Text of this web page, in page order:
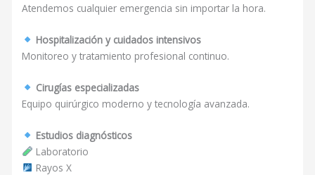
Atendemos cualquier emergencia sin importar la hora.
Hospitalización y cuidados intensivos
Monitoreo y tratamiento profesional continuo.
Cirugías especializadas
Equipo quirúrgico moderno y tecnología avanzada.
Estudios diagnósticos
Laboratorio
Rayos X